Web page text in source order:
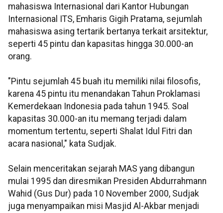
mahasiswa Internasional dari Kantor Hubungan
Internasional ITS, Emharis Gigih Pratama, sejumlah
mahasiswa asing tertarik bertanya terkait arsitektur,
seperti 45 pintu dan kapasitas hingga 30.000-an
orang.
"Pintu sejumlah 45 buah itu memiliki nilai filosofis,
karena 45 pintu itu menandakan Tahun Proklamasi
Kemerdekaan Indonesia pada tahun 1945. Soal
kapasitas 30.000-an itu memang terjadi dalam
momentum tertentu, seperti Shalat Idul Fitri dan
acara nasional," kata Sudjak.
Selain menceritakan sejarah MAS yang dibangun
mulai 1995 dan diresmikan Presiden Abdurrahmann
Wahid (Gus Dur) pada 10 November 2000, Sudjak
juga menyampaikan misi Masjid Al-Akbar menjadi